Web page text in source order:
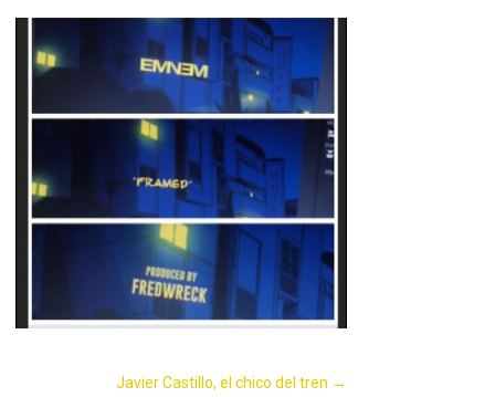
Javier Castillo, el chico del tren →